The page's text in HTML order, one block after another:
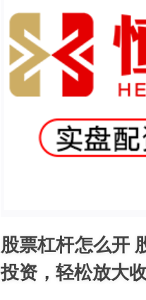
股票杠杆怎么开
投资，轻松放大